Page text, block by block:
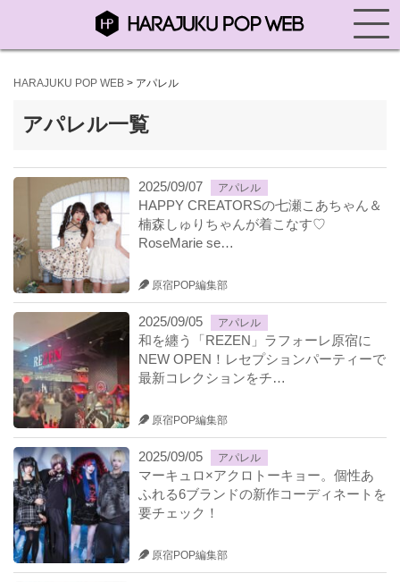
HARAJUKU POP WEB > アパレル
アパレル一覧
2025/09/07 アパレル
HAPPY CREATORSの七瀬こあちゃん＆
楠森しゅりちゃんが着こなす♡
RoseMarie se…
原宿POP編集部
2025/09/05 アパレル
和を纏う「REZEN」ラフォーレ原宿に
NEW OPEN！レセプションパーティーで
最新コレクションをチ…
原宿POP編集部
2025/09/05 アパレル
マーキュロ×アクロトーキョー。個性あ
ふれる6ブランドの新作コーディネートを
要チェック！
原宿POP編集部